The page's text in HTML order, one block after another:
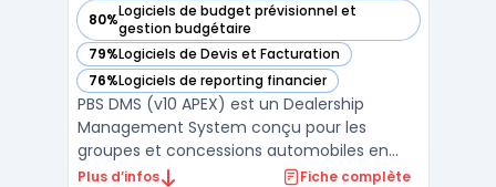
80%Logiciels de budget prévisionnel et
gestion budgétaire
— voir PBS DMS (v10 APEX) dans cette catégorie
79%Logiciels de Devis et Facturation
— voir PBS DMS (v10 APEX) dans cette catégorie
76%Logiciels de reporting financier
— voir PBS DMS (v10 APEX) dans cette catégorie
PBS DMS (v10 APEX) est un Dealership
Management System conçu pour les
groupes et concessions automobiles en
Amérique du Nord, avec plus de 3500
Plus d’infos Fiche complète